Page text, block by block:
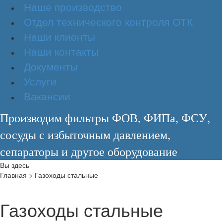
Наше производство
Отдел технического контроля ОТК
Наши клиенты
Наши контакты
Документы
Услуги
Вакансии
Производим фильтры ФОВ, ФИПа, ФСУ,
сосуды с избыточным давлением,
сепараторы и другое оборудование
Вы здесь
Главная > Газоходы стальные
Газоходы стальные